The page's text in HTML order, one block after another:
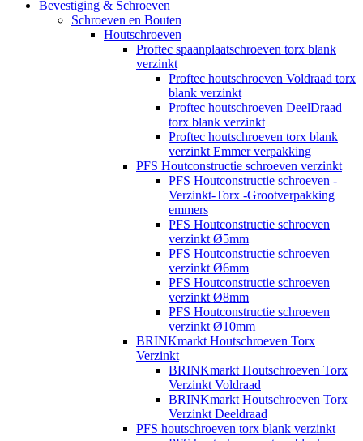
Bevestiging & Schroeven
Schroeven en Bouten
Houtschroeven
Proftec spaanplaatschroeven torx blank
verzinkt
Proftec houtschroeven Voldraad torx
blank verzinkt
Proftec houtschroeven DeelDraad
torx blank verzinkt
Proftec houtschroeven torx blank
verzinkt Emmer verpakking
PFS Houtconstructie schroeven verzinkt
PFS Houtconstructie schroeven -
Verzinkt-Torx -Grootverpakking
emmers
PFS Houtconstructie schroeven
verzinkt Ø5mm
PFS Houtconstructie schroeven
verzinkt Ø6mm
PFS Houtconstructie schroeven
verzinkt Ø8mm
PFS Houtconstructie schroeven
verzinkt Ø10mm
BRINKmarkt Houtschroeven Torx
Verzinkt
BRINKmarkt Houtschroeven Torx
Verzinkt Voldraad
BRINKmarkt Houtschroeven Torx
Verzinkt Deeldraad
PFS houtschroeven torx blank verzinkt